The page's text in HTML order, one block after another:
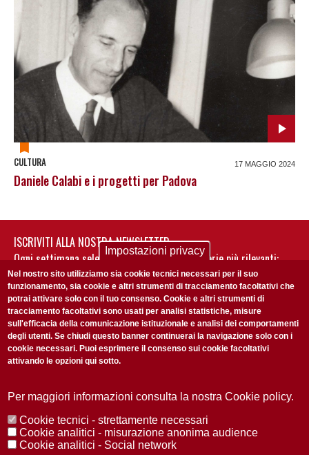
CULTURA 17 MAGGIO 2024
Daniele Calabi e i progetti per Padova
ISCRIVITI ALLA NOSTRA NEWSLETTER
Ogni settimana selezioniamo per te nostre storie più rilevanti:
non perderti gli aggiornamenti della nostra newsletter
Accetto laPrivacy Policy
Redazione Copyright Privacy
Area stampa
© 2025 Università di Padova
Impostazioni privacy
Nel nostro sito utilizziamo sia cookie tecnici necessari per il suo
funzionamento, sia cookie e altri strumenti di tracciamento facoltativi che
potrai attivare solo con il tuo consenso. Cookie e altri strumenti di
tracciamento facoltativi sono usati per analisi statistiche, misure
sull'efficacia della comunicazione istituzionale e analisi dei comportamenti
degli utenti. Se chiudi questo banner continuerai la navigazione solo con i
cookie necessari. Puoi esprimere il consenso sui cookie facoltativi
attivando le opzioni qui sotto.
Per maggiori informazioni consulta la nostra Cookie policy.
Cookie tecnici - strettamente necessari
Cookie analitici - misurazione anonima audience
Cookie analitici - Social network